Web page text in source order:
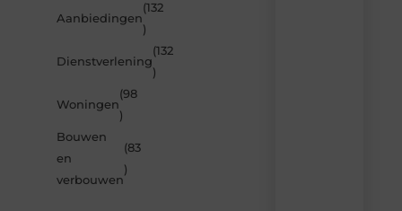
Aanbiedingen
(132
)
Dienstverlening
(132
)
Woningen
(98
)
Bouwen
en
verbouwen
(83
)